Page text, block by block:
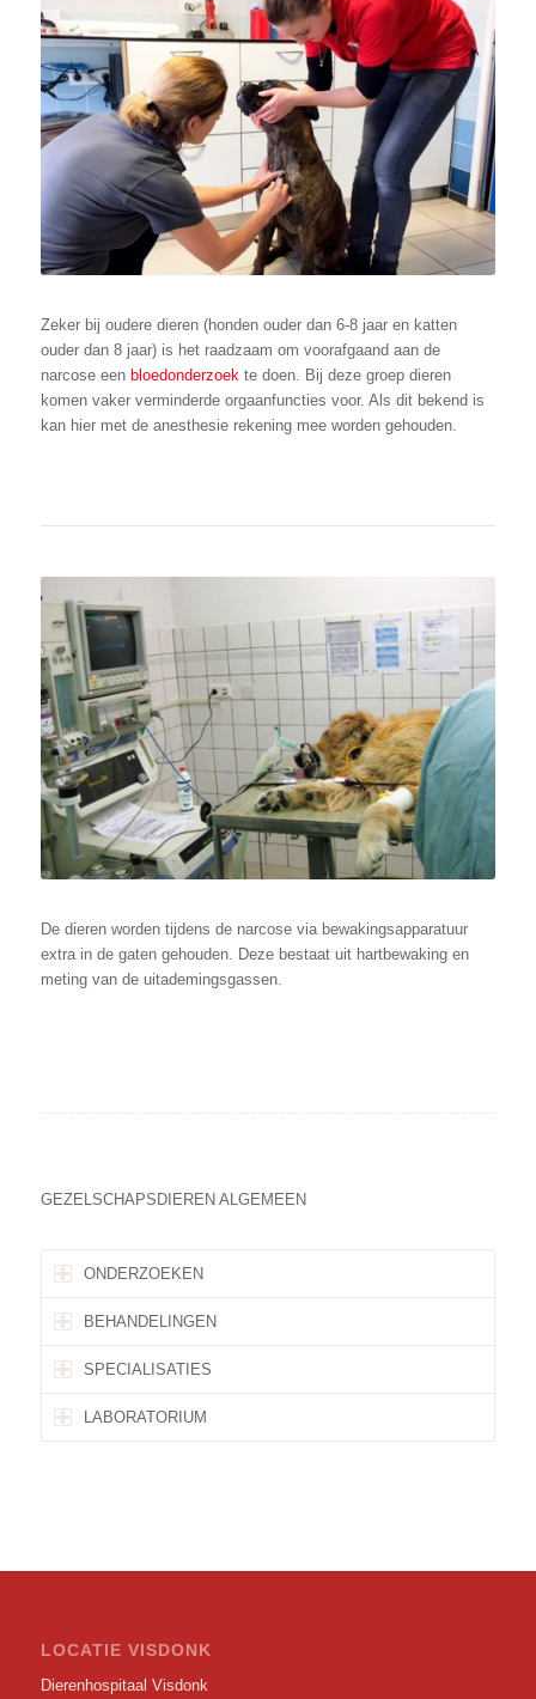
Zeker bij oudere dieren (honden ouder dan 6-8 jaar en katten
ouder dan 8 jaar) is het raadzaam om voorafgaand aan de
narcose een bloedonderzoekte doen. Bij deze groep dieren
komen vaker verminderde orgaanfuncties voor. Als dit bekend is
kan hier met de anesthesie rekening mee worden gehouden.
De dieren worden tijdens de narcose via bewakingsapparatuur
extra in de gaten gehouden. Deze bestaat uit hartbewaking en
meting van de uitademingsgassen.
GEZELSCHAPSDIEREN ALGEMEEN
ONDERZOEKEN
BEHANDELINGEN
SPECIALISATIES
LABORATORIUM
LOCATIE VISDONK
Dierenhospitaal Visdonk